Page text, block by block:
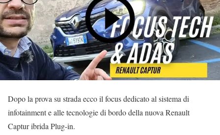
Dopo la prova su strada ecco il focus dedicato al sistema di
infotainment e alle tecnologie di bordo della nuova Renault
Captur ibrida Plug-in.